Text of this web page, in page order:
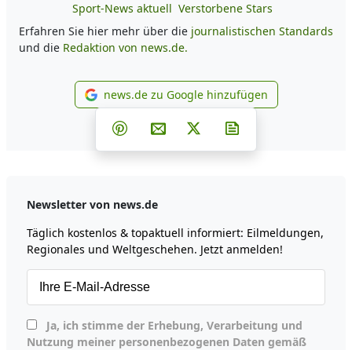
Sport-News aktuell Verstorbene Stars
Erfahren Sie hier mehr über die journalistischen Standards
und die Redaktion von news.de.
news.de zu Google
news.de zu Google hinzufügen
Teilen auf Facebook
Teilen auf Whatsapp
Teilen auf Telegram
Teilen auf Pinterest
Per E-Mail teilen
Post auf X
Newsletter von news.de
Täglich kostenlos & topaktuell informiert: Eilmeldungen,
Regionales und Weltgeschehen. Jetzt anmelden!
Nutzung meiner personenbezogenen Daten gemäß